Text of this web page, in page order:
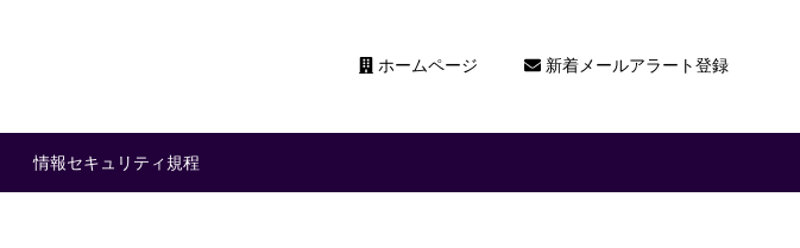
ホームページ 新着メールアラート登録
情報セキュリティ規程